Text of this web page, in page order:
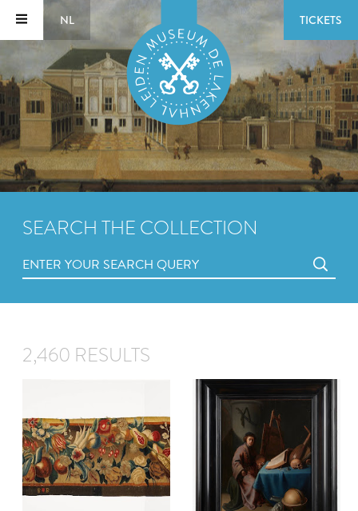
NL TICKETS
SEARCH THE COLLECTION
2,460 RESULTS